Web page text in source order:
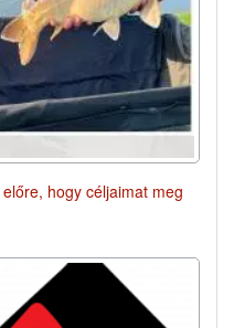
hogy céljaimat meg